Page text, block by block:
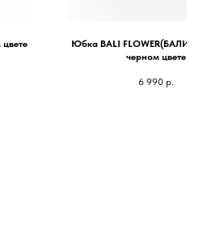
Юбка BALI FLOWER(БАЛИ
черном цвете
6 990 р.